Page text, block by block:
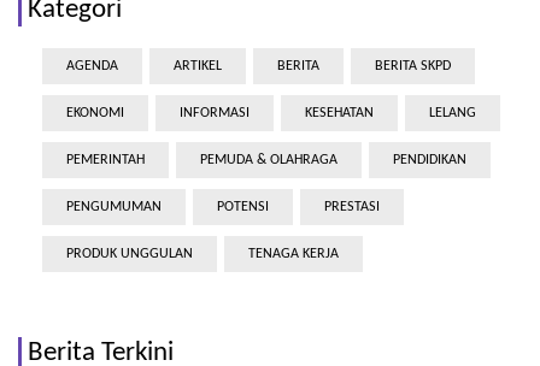
Kategori
AGENDA ARTIKEL BERITA BERITA SKPD
EKONOMI INFORMASI KESEHATAN LELANG
PEMERINTAH PEMUDA & OLAHRAGA PENDIDIKAN
PENGUMUMAN POTENSI PRESTASI
PRODUK UNGGULAN TENAGA KERJA
Berita Terkini